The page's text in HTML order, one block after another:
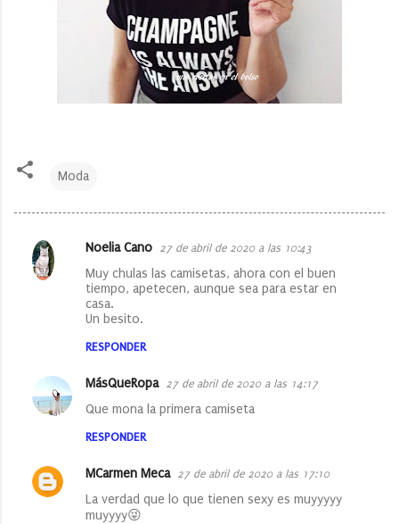
Moda
C
o
t
a
o
Noelia Cano 27 de abril de 2020 a las 10:43
Muy chulas las camisetas, ahora con el buen
tiempo, apetecen, aunque sea para estar en
casa.
Un besito.
RESPONDER
MásQueRopa 27 de abril de 2020 a las 14:17
Que mona la primera camiseta
RESPONDER
MCarmen Meca 27 de abril de 2020 a las 17:10
La verdad que lo que tienen sexy es muyyyyy
muyyyy😜